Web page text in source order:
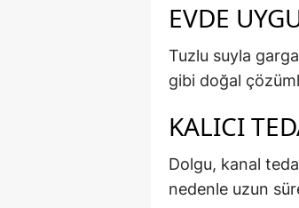
EVDE
Tuzlu suyla
gibi doğal
KALICI
Dolgu, kanal
nedenle uzun